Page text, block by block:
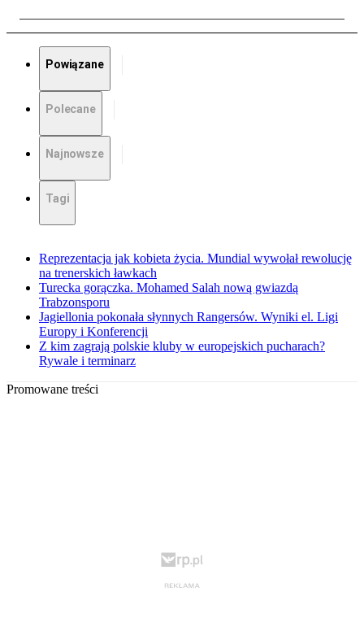
Powiązane
Polecane
Najnowsze
Tagi
Reprezentacja jak kobieta życia. Mundial wywołał rewolucję
na trenerskich ławkach
Turecka gorączka. Mohamed Salah nową gwiazdą
Trabzonsporu
Jagiellonia pokonała słynnych Rangersów. Wyniki el. Ligi
Europy i Konferencji
Z kim zagrają polskie kluby w europejskich pucharach?
Rywale i terminarz
Promowane treści